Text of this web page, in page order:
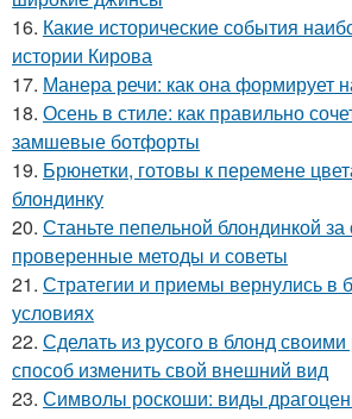
16. Какие исторические события
истории Кирова
17. Манера речи: как она формирует
18. Осень в стиле: как правильно
замшевые ботфорты
19. Брюнетки, готовы к перемене
блондинку
20. Станьте пепельной блондинкой за
проверенные методы и советы
21. Стратегии и приемы вернулись в
условиях
22. Сделать из русого в блонд
способ изменить свой внешний вид
23. Символы роскоши: виды